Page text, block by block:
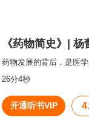
《药物简史》| 杨
26分4秒
开通听书VIP